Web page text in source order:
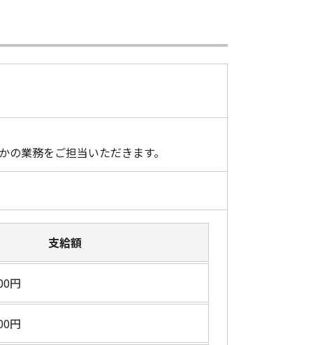
業務をご担当いただきます。
支給額
円
円